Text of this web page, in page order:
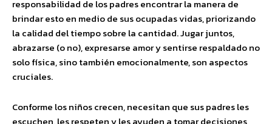
responsabilidad de los padres encontrar la manera de
brindar esto en medio de sus ocupadas vidas, priorizando
la calidad del tiempo sobre la cantidad. Jugar juntos,
abrazarse (o no), expresarse amor y sentirse respaldado no
solo física, sino también emocionalmente, son aspectos
cruciales.
Conforme los niños crecen, necesitan que sus padres les
escuchen, les respeten y les ayuden a tomar decisiones